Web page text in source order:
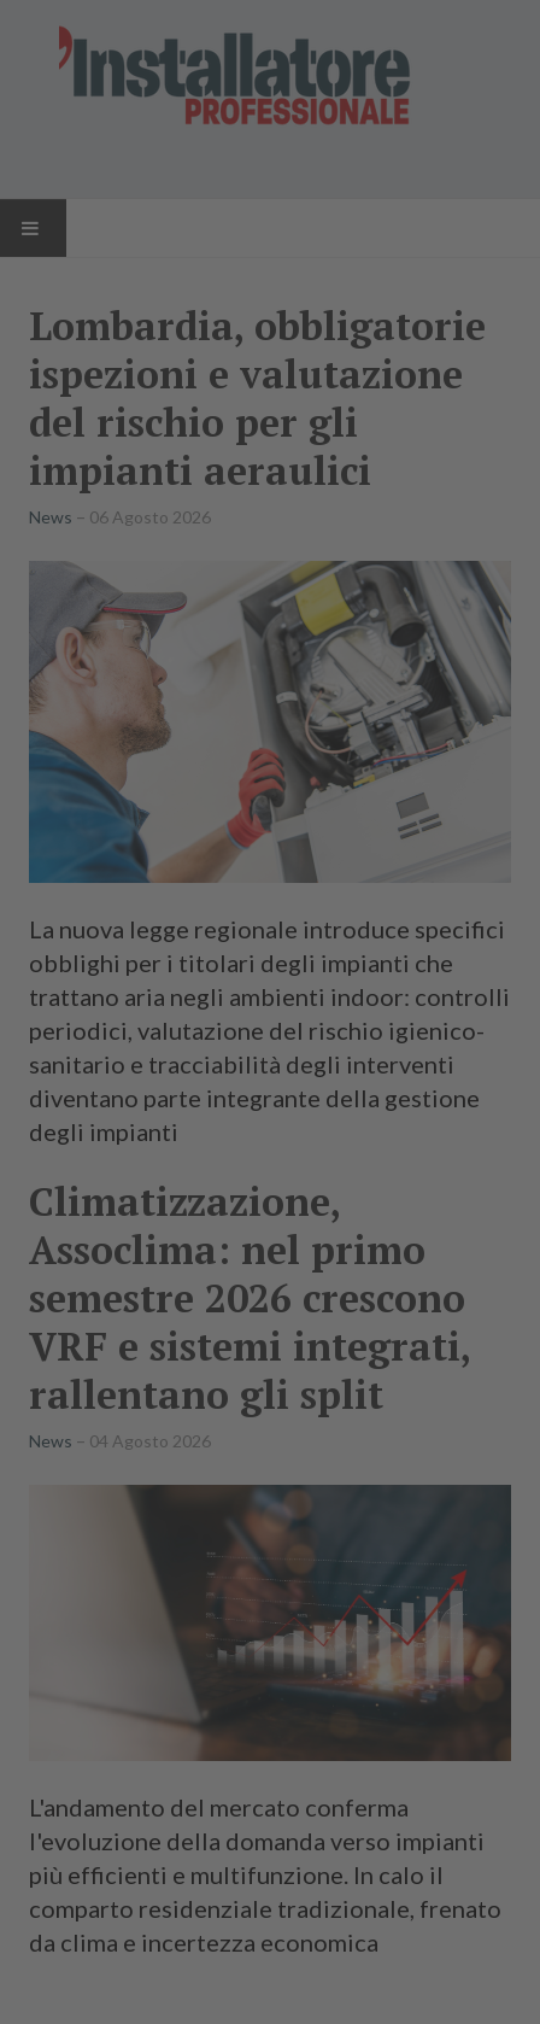
NEWS
AZIENDE
PRODOTTI
RIVISTA
Lombardia, obbligatorie
ispezioni e valutazione
del rischio per gli
impianti aeraulici
News 06 Agosto 2026
La nuova legge regionale introduce specifici
obblighi per i titolari degli impianti che
trattano aria negli ambienti indoor: controlli
periodici, valutazione del rischio igienico-
sanitario e tracciabilità degli interventi
diventano parte integrante della gestione
degli impianti
Climatizzazione,
Assoclima: nel primo
semestre 2026 crescono
VRF e sistemi integrati,
rallentano gli split
News 04 Agosto 2026
L'andamento del mercato conferma
l'evoluzione della domanda verso impianti
più efficienti e multifunzione. In calo il
comparto residenziale tradizionale, frenato
da clima e incertezza economica